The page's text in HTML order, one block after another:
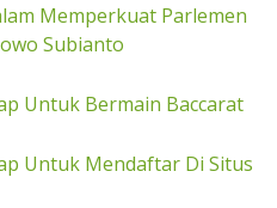
Memperkuat Parlemen
Subianto
Untuk Bermain Baccarat
Untuk Mendaftar Di Situs